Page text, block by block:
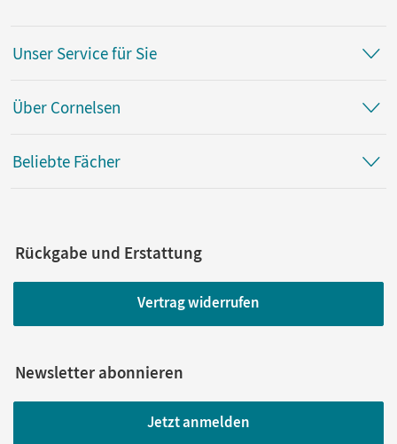
Unser Service für Sie
Über Cornelsen
Beliebte Fächer
Rückgabe und Erstattung
Vertrag widerrufen
Newsletter abonnieren
Jetzt anmelden